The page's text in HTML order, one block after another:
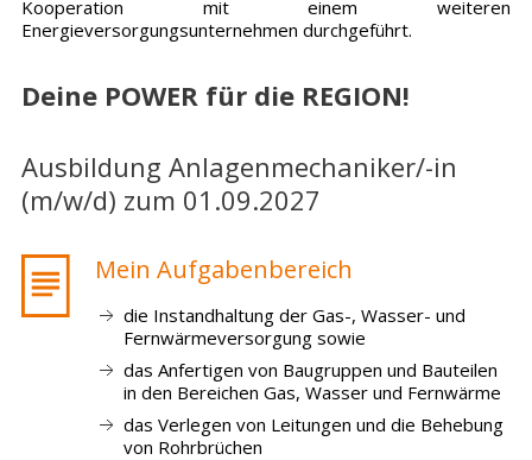
Kooperation mit einem weiteren
Energieversorgungsunternehmen durchgeführt.
Deine POWER für die REGION!
Ausbildung Anlagenmechaniker/-in
(m/w/d) zum 01.09.2027
Mein Aufgabenbereich
die Instandhaltung der Gas-, Wasser- und
Fernwärmeversorgung sowie
das Anfertigen von Baugruppen und Bauteilen
in den Bereichen Gas, Wasser und Fernwärme
das Verlegen von Leitungen und die Behebung
von Rohrbrüchen